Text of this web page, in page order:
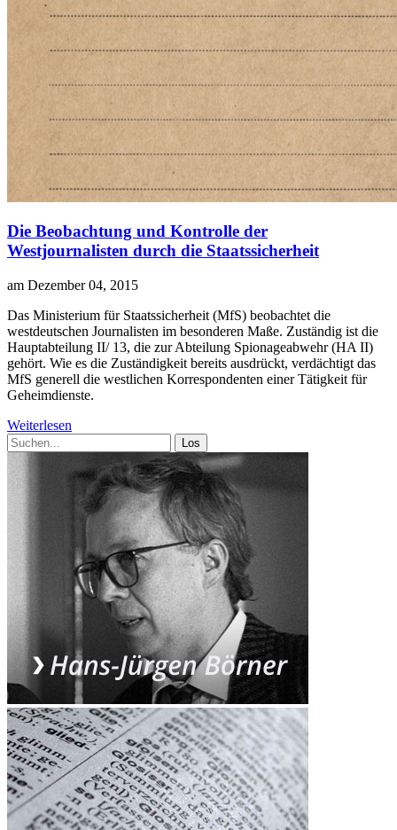
Die Beobachtung und Kontrolle der
Westjournalisten durch die Staatssicherheit
am Dezember 04, 2015
Das Ministerium für Staatssicherheit (MfS) beobachtet die
westdeutschen Journalisten im besonderen Maße. Zuständig ist die
Hauptabteilung II/ 13, die zur Abteilung Spionageabwehr (HA II)
gehört. Wie es die Zuständigkeit bereits ausdrückt, verdächtigt das
MfS generell die westlichen Korrespondenten einer Tätigkeit für
Geheimdienste.
Weiterlesen